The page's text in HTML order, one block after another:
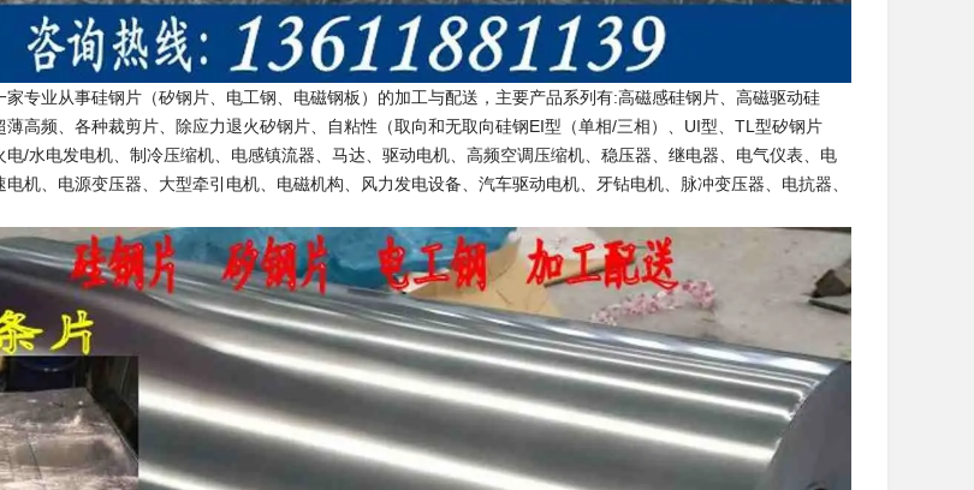
家专业从事硅钢片（矽钢片、电工钢、电磁钢板）的加工与配送，主要产品系列有:高磁感硅钢片、高磁驱动硅
高频、各种裁剪片、除应力退火矽钢片、自粘性（取向和无取向硅钢EI型（单相/三相）、UI型、TL型矽钢片
/水电发电机、制冷压缩机、电感镇流器、马达、驱动电机、高频空调压缩机、稳压器、继电器、电气仪表、电
机、电源变压器、大型牵引电机、电磁机构、风力发电设备、汽车驱动电机、牙钻电机、脉冲变压器、电抗器、